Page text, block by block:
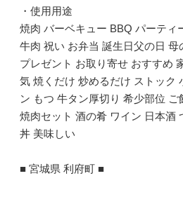
・使用用途
焼肉 バーベキュー BBQ パーティ
牛肉 祝い お弁当 誕生日父の日 母
プレゼント お取り寄せ おすすめ
気 焼くだけ 炒めるだけ ストック
ン もつ 牛タン厚切り 希少部位 ご
焼肉セット 酒の肴 ワイン 日本酒
丼 美味しい
■ 宮城県 利府町 ■